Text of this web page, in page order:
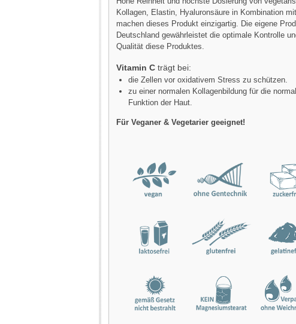
Kollagen, Elastin, Hyaluronsäure in Kombination
machen dieses Produkt einzigartig. Die eigene
Deutschland gewährleistet die optimale Kontrolle
Qualität diese Produktes.
Vitamin C trägt bei:
die Zellen vor oxidativem Stress zu schützen.
zu einer normalen Kollagenbildung für die
Funktion der Haut.
Für Veganer & Vegetarier geeignet!